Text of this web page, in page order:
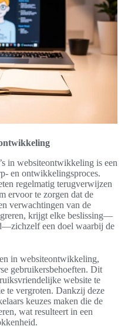
in websiteontwikkeling is een
en ontwikkelingsproces.
regelmatig terugverwijzen
ervoor te zorgen dat de
verwachtingen van de
krijgt elke beslissing—
een doel waarbij de
in websiteontwikkeling,
gebruikersbehoeften. Dit
website te
te vergroten. Dankzij deze
keuzes maken die de
wat resulteert in een